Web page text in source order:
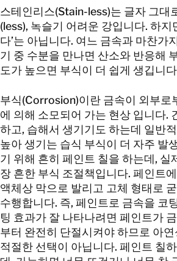
스테인리스(Stain-less)는 글자 그대
(less), 녹슬기 어려운 강입니다. 하지
다’는 아닙니다. 여느 금속과 마찬가
기 중 수분을 만나면 산소와 반응해
도가 높으면 부식이 더 쉽게 생깁니
부식(Corrosion)이란 금속이 외부로
에 의해 소모되어 가는 현상 입니다.
하고, 습해서 생기기도 하는데 일반
높아 생기는 습식 부식이 더 자주 발
기 위해 흔히 페인트 칠을 하는데, 실
장 흔한 부식 조절책입니다. 페인트
액체상 막으로 발리고 고체 형태로
수행합니다. 즉, 페인트로 금속을 코
팅 효과가 잘 나타나려면 페인트가
부터 완전히 단절시켜야 하므로 아
적절한 선택이 아닙니다. 페인트 칠